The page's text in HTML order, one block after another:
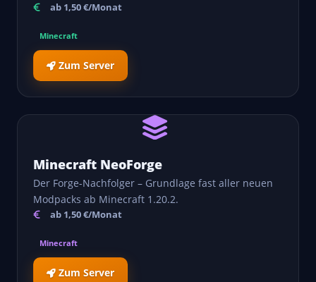
ab 1,50 €/Monat
Minecraft
Zum Server
Minecraft NeoForge
Der Forge-Nachfolger – Grundlage fast aller neuen
Modpacks ab Minecraft 1.20.2.
ab 1,50 €/Monat
Minecraft
Zum Server